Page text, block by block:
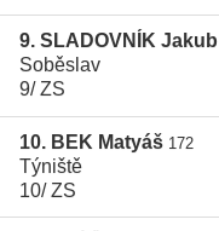
9. SLADOVNÍK Jakub
Soběslav
9/ ZS
10. BEK Matyáš 172
Týniště
10/ ZS